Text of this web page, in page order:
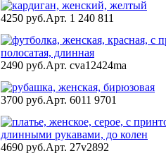
4250 руб.Арт. 1 240 811
2490 руб.Арт. cva12424ma
3700 руб.Арт. 6011 9701
4690 руб.Арт. 27v2892